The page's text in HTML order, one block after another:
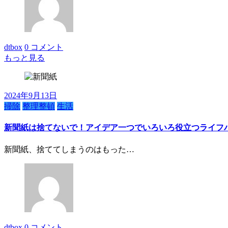
dtbox 0 コメント
もっと見る
2024年9月13日
掃除 整理整頓 生活
新聞紙は捨てないで！アイデア一つでいろいろ役立つライフ
新聞紙、捨ててしまうのはもった…